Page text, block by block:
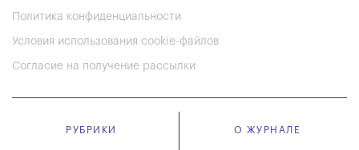
Политика конфиденциальности
Условия использования cookie-файлов
Согласие на получение рассылки
РУБРИКИ О ЖУРНАЛЕ